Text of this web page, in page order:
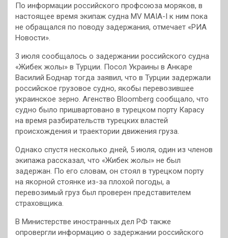
По информации российского профсоюза моряков, в
настоящее время экипаж судна MV MAIA-I к ним пока
не обращался по поводу задержания, отмечает «РИА
Новости».
3 июля сообщалось о задержании российского судна
«Жибек жолы» в Турции. Посол Украины в Анкаре
Василий Боднар тогда заявил, что в Турции задержали
российское грузовое судно, якобы перевозившее
украинское зерно. Агенство Bloomberg сообщало, что
судно было пришвартовано в турецком порту Карасу
на время разбирательств турецких властей
происхождения и траектории движения груза.
Однако спустя несколько дней, 5 июля, один из членов
экипажа рассказал, что «Жибек жолы» не был
задержан. По его словам, он стоял в турецком порту
на якорной стоянке из-за плохой погоды, а
перевозимый груз был проверен представителем
страховщика.
В Министерстве иностранных дел РФ также
опровергли информацию о задержании российского